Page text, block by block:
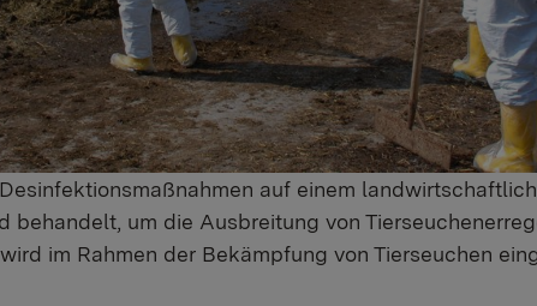
auf einem
behandelt, um die Ausbreitung von
im Rahmen der Bekämpfung von Tierseuchen